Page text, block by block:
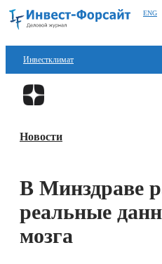
ENG
Инвестклимат
Финансы
Блокчейн
Новости
В Минздраве
реальные
мозга